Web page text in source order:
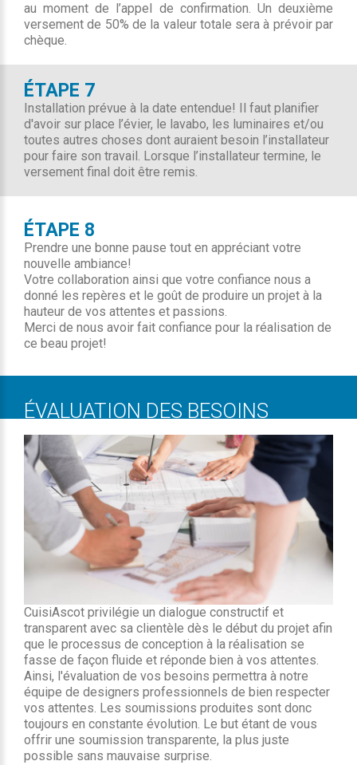
au moment de l’appel de confirmation. Un deuxième
versement de 50% de la valeur totale sera à prévoir par
chèque.
ÉTAPE 7
Installation prévue à la date entendue! Il faut planifier
d'avoir sur place l’évier, le lavabo, les luminaires et/ou
toutes autres choses dont auraient besoin l’installateur
pour faire son travail. Lorsque l’installateur termine, le
versement final doit être remis.
ÉTAPE 8
Prendre une bonne pause tout en appréciant votre
nouvelle ambiance!
Votre collaboration ainsi que votre confiance nous a
donné les repères et le goût de produire un projet à la
hauteur de vos attentes et passions.
Merci de nous avoir fait confiance pour la réalisation de
ce beau projet!
ÉVALUATION DES BESOINS
CuisiAscot privilégie un dialogue constructif et
transparent avec sa clientèle dès le début du projet afin
que le processus de conception à la réalisation se
fasse de façon fluide et réponde bien à vos attentes.
Ainsi, l'évaluation de vos besoins permettra à notre
équipe de designers professionnels de bien respecter
vos attentes. Les soumissions produites sont donc
toujours en constante évolution. Le but étant de vous
offrir une soumission transparente, la plus juste
possible sans mauvaise surprise.